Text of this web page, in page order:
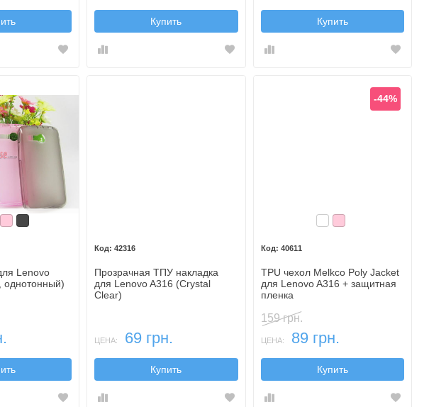
Купить Купить
Розовый
Темный
Lenovo
однотонный)
42316
Прозрачная ТПУ накладка
для Lenovo A316 (Crystal
Clear)
ЦЕНА: 69 грн.
Купить
Бесцветный
Розовый
-44%
40611
TPU чехол Melkco Poly Jacket
для Lenovo A316 + защитная
пленка
159 грн.
ЦЕНА: 89 грн.
Купить